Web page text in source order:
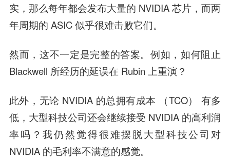
实，那么每年都会发布大量的 NVIDIA 芯片，而两
年周期的 ASIC 似乎很难击败它们。
然而，这不一定是完整的答案。例如，如何阻止
Blackwell 所经历的延误在 Rubin 上重演？
此外，无论 NVIDIA 的总拥有成本 （TCO） 有多
低，大型科技公司还会继续接受 NVIDIA 的高利润
率吗？我仍然觉得很难摆脱大型科技公司对
NVIDIA 的毛利率不满意的感觉。